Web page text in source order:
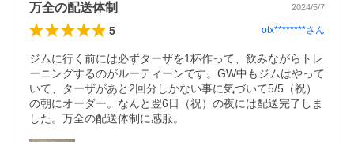
万全の配送体制 2024/5/7
5 otx********さん
ジムに行く前には必ずターザを1杯作って、飲みながらトレ
ーニングするのがルーティーンです。GW中もジムはやって
いて、ターザがあと2回分しかない事に気づいて5/5（祝）
の朝にオーダー。なんと翌6日（祝）の夜には配送完了しま
した。万全の配送体制に感服。